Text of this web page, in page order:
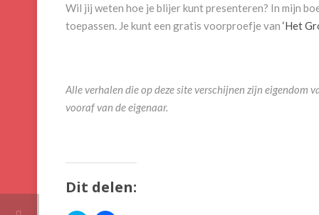
Wil jij weten hoe je blijer kunt presenteren? In mijn
toepassen. Je kunt een gratis voorproefje van ‘Het
Alle verhalen die op deze site verschijnen zijn eigendom
vooraf van de eigenaar.
Dit delen: